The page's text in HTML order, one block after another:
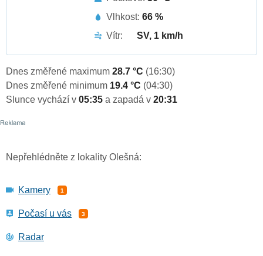
Vlhkost: 66 %
Vítr:
SV, 1 km/h
Dnes změřené maximum 28.7 °C (16:30)
Dnes změřené minimum 19.4 °C (04:30)
Slunce vychází v 05:35 a zapadá v 20:31
Nepřehlédněte z lokality Olešná:
Kamery 1
Počasí u vás 3
Radar